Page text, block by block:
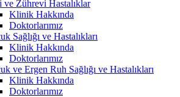
ve Zührevi Hastalıklar
Klinik Hakkında
Doktorlarımız
Sağlığı ve Hastalıkları
Klinik Hakkında
Doktorlarımız
ve Ergen Ruh Sağlığı ve Hastalıkları
Klinik Hakkında
Doktorlarımız